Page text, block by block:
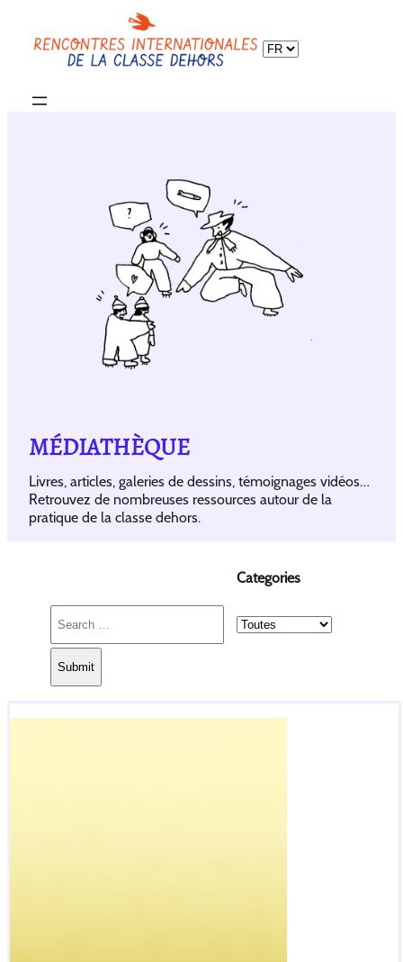
Choisir
MÉDIATHÈQUE
Livres, articles, galeries de dessins, témoignages vidéos…
Retrouvez de nombreuses ressources autour de la
pratique de la classe dehors.
Categories